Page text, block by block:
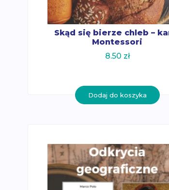
Skąd się bierze chleb –
Montessori
8.50 zł
Dodaj do koszyka